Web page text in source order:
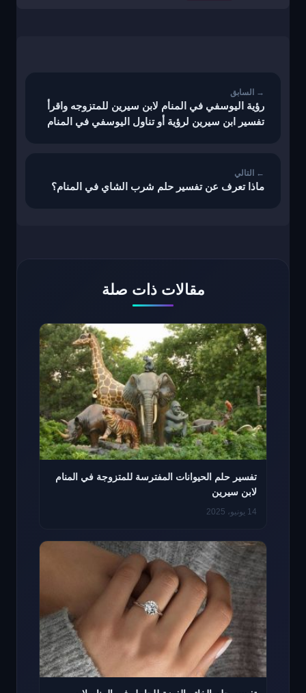
رؤية اليوسفي في المنام لابن سيرين للمتزوجه واقرأ
تفسير ابن سيرين لرؤية أو تناول اليوسفي في المنام
ماذا تعرف عن تفسير حلم شرب الشاي في المنام؟
مقالات ذات صلة
تفسير حلم الحيوانات المفترسة للمتزوجة في المنام
لابن سيرين
14 يونيو، 2025